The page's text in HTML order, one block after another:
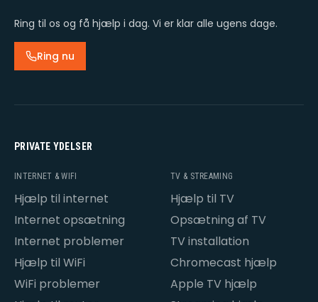
Ring til os og få hjælp i dag. Vi er klar alle ugens dage.
Ring nu
PRIVATE YDELSER
INTERNET & WIFI
Hjælp til internet
Internet opsætning
Internet problemer
Hjælp til WiFi
WiFi problemer
TV & STREAMING
Hjælp til TV
Opsætning af TV
TV installation
Chromecast hjælp
Apple TV hjælp